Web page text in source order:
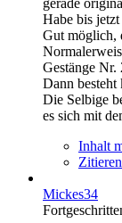
Habe bis
Gut möglich,
Gestänge Nr.
Dann besteht
Die Selbige
es sich mit
Inhalt
Zitieren
Mickes34